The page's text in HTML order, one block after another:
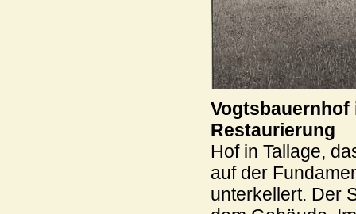
Vogtsbauernhof
Restaurierung
Hof in Tallage,
auf der
unterkellert. Der